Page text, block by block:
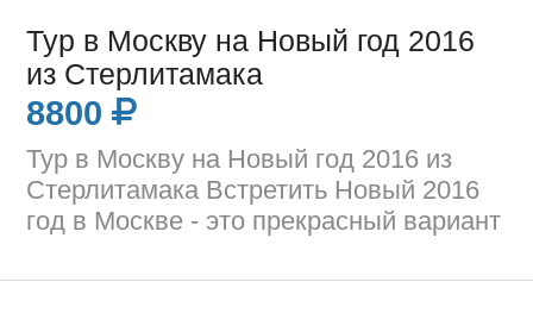
Тур в Москву на Новый год 2016
из Стерлитамака
8800
Тур в Москву на Новый год 2016 из
Стерлитамака Встретить Новый 2016
год в Москве - это прекрасный вариант